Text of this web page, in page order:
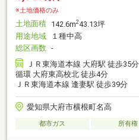
※土地価格のみ
土地面積 142.6m243.13坪
用途地域
１種中高
総区画数 -
ＪＲ東海道本線 大府駅 徒歩35分
循環 大府東高校北 徒歩4分
ＪＲ東海道本線 逢妻駅 徒歩39分
愛知県大府市横根町名高
都市ガス 所有権